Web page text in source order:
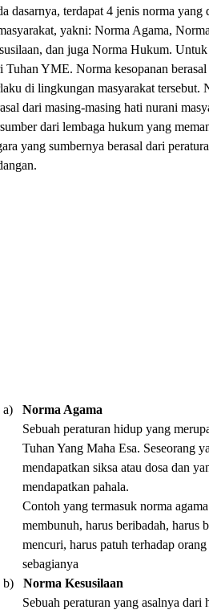
dasarnya, terdapat 4 jenis norma yang
yakni: Norma Agama,
dan juga Norma Hukum. Untuk
Tuhan YME. Norma kesopanan
di lingkungan masyarakat tersebut.
dari masing-masing hati nurani
dari lembaga hukum yang
yang sumbernya berasal dari
a)
Norma Agama
Sebuah peraturan hidup yang
Tuhan Yang Maha Esa. Seseorang
mendapatkan siksa atau dosa dan
mendapatkan pahala.
Contoh yang termasuk norma
membunuh, harus beribadah, harus
mencuri, harus patuh terhadap
sebagianya
b)
Norma Kesusilaan
Sebuah peraturan yang asalnya dari